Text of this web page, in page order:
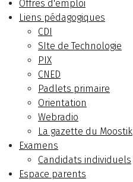
Offres d'emploi
Liens pédagogiques
CDI
SIte de Technologie
PIX
CNED
Padlets primaire
Orientation
Webradio
La gazette du Moostik
Examens
Candidats individuels
Espace parents